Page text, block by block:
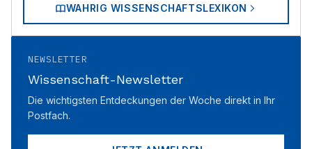
WAHRIG WISSENSCHAFTSLEXIKON
NEWSLETTER
Wissenschaft-Newsletter
Die wichtigsten Entdeckungen der Woche direkt in Ihr
Postfach.